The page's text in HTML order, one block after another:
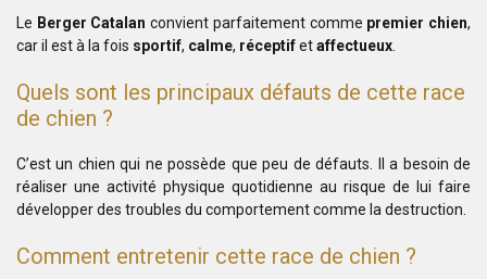
Le Berger Catalan convient parfaitement comme premier chien,
car il est à la fois sportif, calme, réceptifetaffectueux
Quels sont les principaux défauts de cette race
de chien ?
C’est un chien qui ne possède que peu de défauts. Il a besoin de
réaliser une activité physique quotidienne au risque de lui faire
développer des troubles du comportement comme la destruction.
Comment entretenir cette race de chien ?